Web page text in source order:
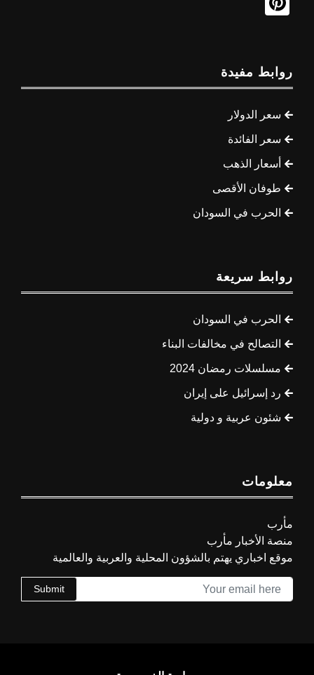
روابط مفيدة
سعر الدولار
سعر الفائدة
أسعار الذهب
طوفان الأقصى
الحرب في السودان
روابط سريعة
الحرب في السودان
التصالح في مخالفات البناء
مسلسلات رمضان 2024
رد إسرائيل على إيران
شئون عربية و دولية
معلومات
مأرب
منصة الأخبار مأرب
موقع اخباري يهتم بالشؤون المحلية والعربية والعالمية
Submit